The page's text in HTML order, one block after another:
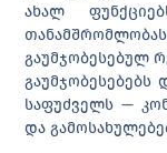
ახალ
გაუმჯობესებულ
საფუძველს —
და